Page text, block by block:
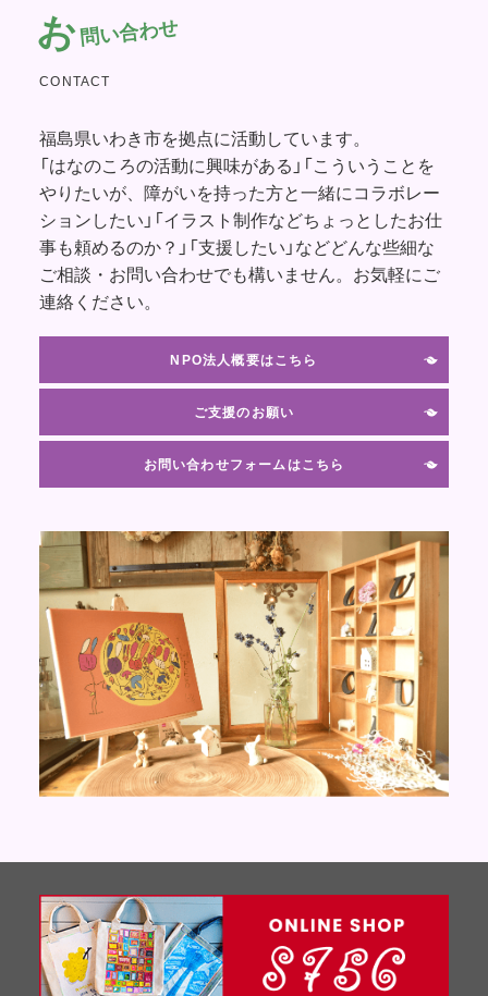
お問い合わせ
CONTACT
福島県いわき市を拠点に活動しています。
「はなのころの活動に興味がある」「こういうことを
やりたいが、障がいを持った方と一緒にコラボレー
ションしたい」「イラスト制作などちょっとしたお仕
事も頼めるのか？」「支援したい」などどんな些細な
ご相談・お問い合わせでも構いません。お気軽にご
連絡ください。
NPO法人概要はこちら
ご支援のお願い
お問い合わせフォームはこちら